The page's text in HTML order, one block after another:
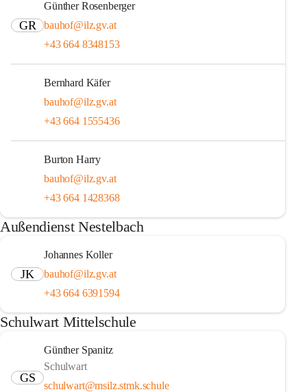
GR
Günther Rosenberger
bauhof@ilz.gv.at
+43 664 8348153
Bernhard Käfer
bauhof@ilz.gv.at
+43 664 1555436
Burton Harry
bauhof@ilz.gv.at
+43 664 1428368
Außendienst Nestelbach
JK
Johannes Koller
bauhof@ilz.gv.at
+43 664 6391594
Schulwart Mittelschule
GS
Günther Spanitz
Schulwart
schulwart@msilz.stmk.schule